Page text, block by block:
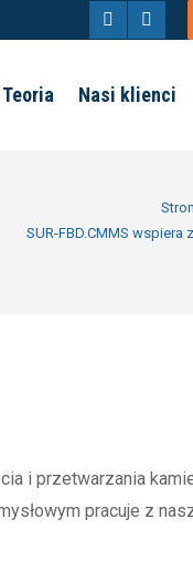
Facebook
windowwindow
Teoria Nasi klienci
SUR-FBD.CMMS
i przetwarzania
pracuje z